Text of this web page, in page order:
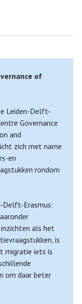
of
Leiden-Delft-
Governance
and
zich met name
en
rondom
Delft-Erasmus:
als het
is
migratie iets is
om daar beter